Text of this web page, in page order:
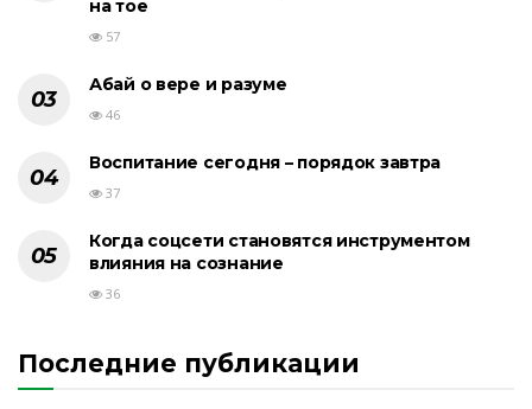
на тое
57
Абай о вере и разуме
46
Воспитание сегодня – порядок завтра
37
Когда соцсети становятся инструментом
влияния на сознание
36
Последние публикации